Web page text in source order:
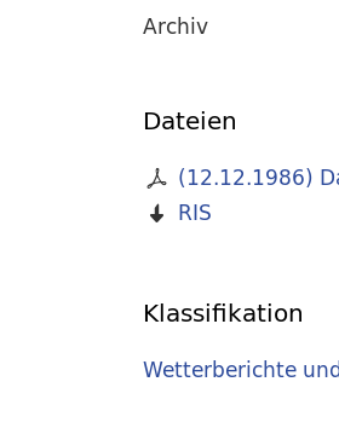
Archiv
Dateien
(12.12.1986)
RIS
Klassifikation
Wetterberichte